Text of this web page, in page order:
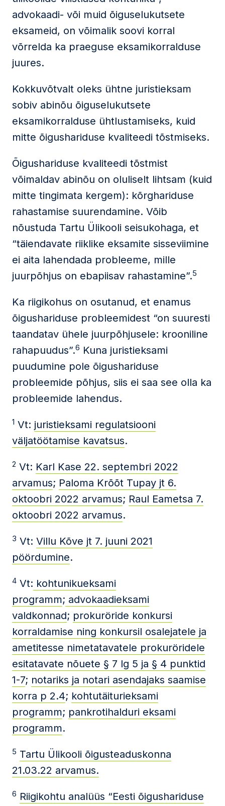
advokaadi- või muid õiguselukutsete
eksameid, on võimalik soovi korral
võrrelda ka praeguse eksamikorralduse
juures.
Kokkuvõtvalt oleks ühtne juristieksam
sobiv abinõu õiguselukutsete
eksamikorralduse ühtlustamiseks, kuid
mitte õigushariduse kvaliteedi tõstmiseks.
Õigushariduse kvaliteedi tõstmist
võimaldav abinõu on oluliselt lihtsam (kuid
mitte tingimata kergem): kõrghariduse
rahastamise suurendamine. Võib
nõustuda Tartu Ülikooli seisukohaga, et
“täiendavate riiklike eksamite sisseviimine
ei aita lahendada probleeme, mille
juurpõhjus on ebapiisav rahastamine”.5
Ka riigikohus on osutanud, et enamus
õigushariduse probleemidest “on suuresti
taandatav ühele juurpõhjusele: krooniline
rahapuudus”.6 Kuna juristieksami
puudumine pole õigushariduse
probleemide põhjus, siis ei saa see olla ka
probleemide lahendus.
1 Vt: juristieksami regulatsiooni
väljatöötamise kavatsus.
2 Vt: Karl Kase 22. septembri 2022
arvamus; Paloma Krõõt Tupay jt 6.
oktoobri 2022 arvamus; Raul Eametsa 7.
oktoobri 2022 arvamus.
3 Vt: Villu Kõve jt 7. juuni 2021
pöördumine.
4 Vt: kohtunikueksami
programm; advokaadieksami
valdkonnad; prokuröride konkursi
korraldamise ning konkursil osalejatele ja
ametitesse nimetatavatele prokuröridele
esitatavate nõuete § 7 lg 5 ja § 4 punktid
1-7; notariks ja notari asendajaks saamise
korra p 2.4; kohtutäiturieksami
programm; pankrotihalduri eksami
programm.
5 Tartu Ülikooli õigusteaduskonna
21.03.22 arvamus.
6 Riigikohtu analüüs “Eesti õigushariduse